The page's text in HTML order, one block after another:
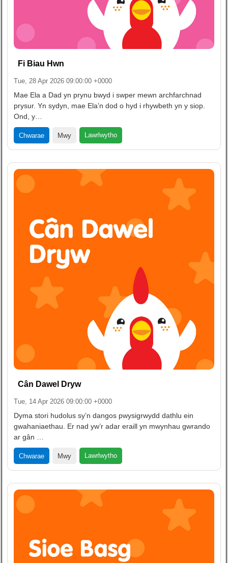
Fi Biau Hwn
Tue, 28 Apr 2026 09:00:00 +0000
Mae Ela a Dad yn prynu bwyd i swper mewn archfarchnad
prysur. Yn sydyn, mae Ela’n dod o hyd i rhywbeth yn y siop.
Ond, y…
Chwarae Mwy Lawrlwytho
Cân Dawel Dryw
Tue, 14 Apr 2026 09:00:00 +0000
Dyma stori hudolus sy’n dangos pwysigrwydd dathlu ein
gwahaniaethau. Er nad yw’r adar eraill yn mwynhau gwrando
ar gân …
Chwarae Mwy Lawrlwytho